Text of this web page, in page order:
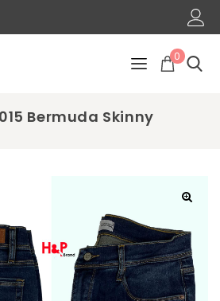
0
Bermuda Skinny